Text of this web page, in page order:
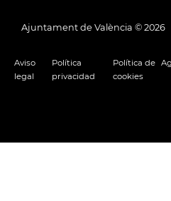
Ajuntament de València © 2026
Aviso
legal
Política
privacidad
Política de
cookies